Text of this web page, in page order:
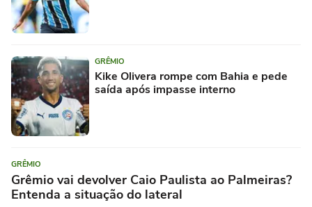
GRÊMIO
Kike Olivera rompe com Bahia e pede
saída após impasse interno
GRÊMIO
Grêmio vai devolver Caio Paulista ao Palmeiras?
Entenda a situação do lateral